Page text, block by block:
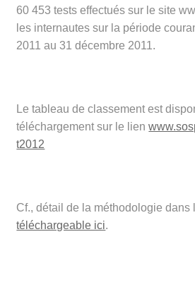
60 453 tests effectués sur le site
les internautes sur la période
2011 au 31 décembre 2011.
Le tableau de classement est
téléchargement sur le lien
t2012
Cf., détail de la méthodologie dans
téléchargeable ici.